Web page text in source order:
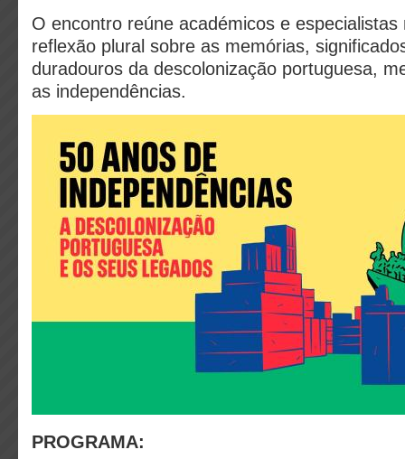
O encontro reúne académicos e especialistas
reflexão plural sobre as memórias,
duradouros da descolonização portuguesa,
as independências.
PROGRAMA: